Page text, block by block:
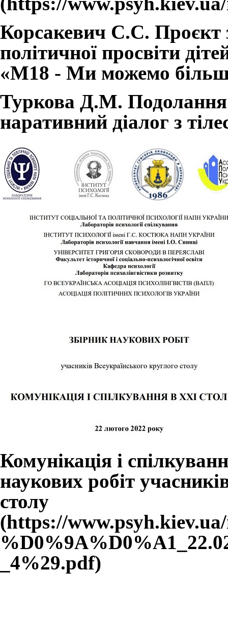
Корсакевич С.С. Проєкт
політичної просвіти
«М18 - Ми можемо
Туркова Д.М. Подолання
наративний діалог з
Комунікація і
наукових робіт
столу